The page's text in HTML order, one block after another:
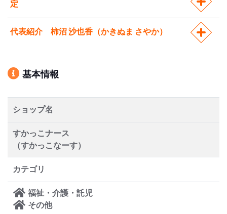
定
代表紹介 柿沼 沙也香（かきぬま さやか）
基本情報
ショップ名
すかっこナース
（すかっこなーす）
カテゴリ
福祉・介護・託児
その他